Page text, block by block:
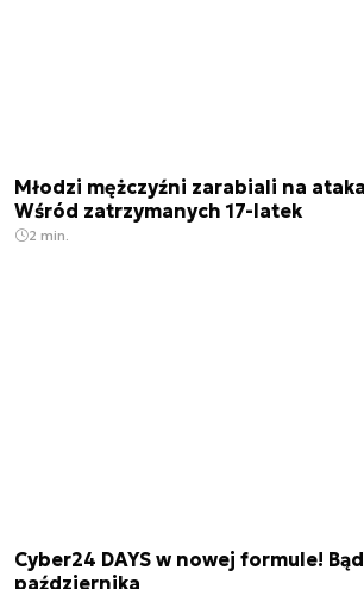
Młodzi mężczyźni zarabiali na
Wśród zatrzymanych 17-latek
2 min.
Cyber24 DAYS w nowej formule!
października